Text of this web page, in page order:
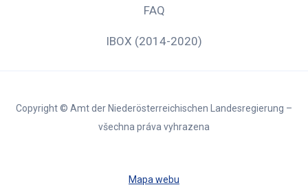
FAQ
IBOX (2014-2020)
Copyright © Amt der Niederösterreichischen Landesregierung –
všechna práva vyhrazena
Mapa webu